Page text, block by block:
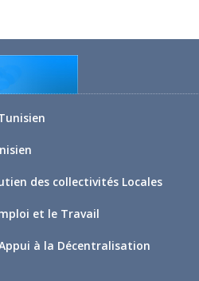
des collectivités Locales
et le Travail
à la Décentralisation